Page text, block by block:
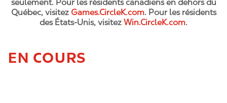
seulement. Pour les résidents canadiens en dehors du
Québec, visitez Games.CircleK.com. Pour les résidents
des États-Unis, visitez Win.CircleK.com.
EN COURS